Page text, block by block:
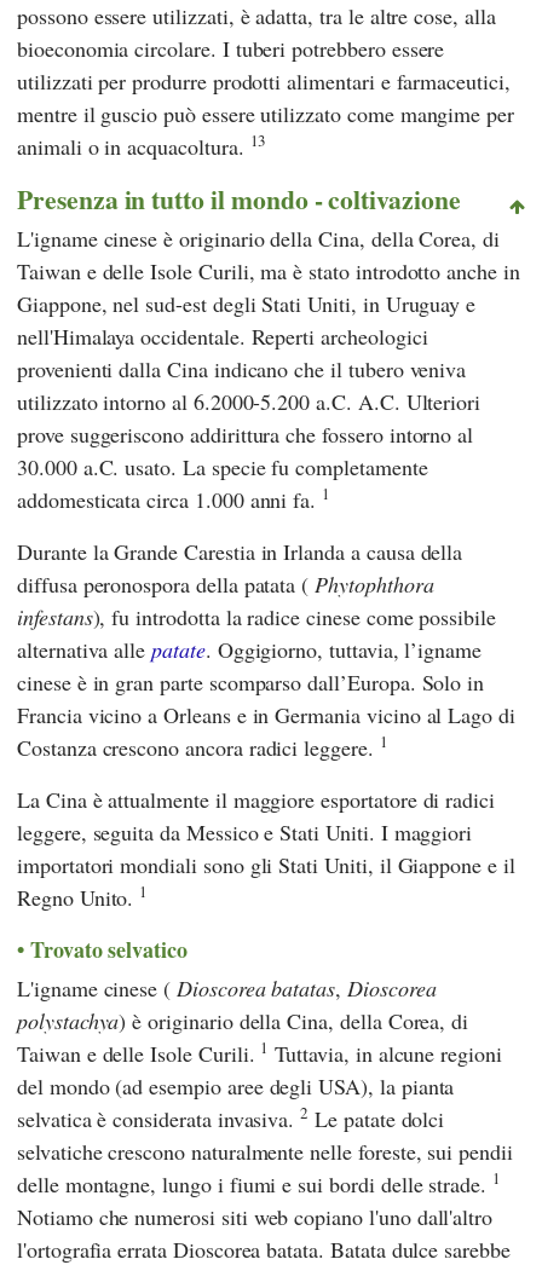
possono essere utilizzati, è adatta, tra le altre cose, alla
bioeconomia circolare. I tuberi potrebbero essere
utilizzati per produrre prodotti alimentari e farmaceutici,
mentre il guscio può essere utilizzato come mangime per
animali o in acquacoltura. 13
Presenza in tutto il mondo - coltivazione
L'igname cinese è originario della Cina, della Corea, di
Taiwan e delle Isole Curili, ma è stato introdotto anche in
Giappone, nel sud-est degli Stati Uniti, in Uruguay e
nell'Himalaya occidentale. Reperti archeologici
provenienti dalla Cina indicano che il tubero veniva
utilizzato intorno al 6.2000-5.200 a.C. A.C. Ulteriori
prove suggeriscono addirittura che fossero intorno al
30.000 a.C. usato. La specie fu completamente
addomesticata circa 1.000 anni fa. 1
Durante la Grande Carestia in Irlanda a causa della
diffusa peronospora della patata ( Phytophthora
infestans), fu introdotta la radice cinese come possibile
alternativa allepatate. Oggigiorno, tuttavia, l’igname
cinese è in gran parte scomparso dall’Europa. Solo in
Francia vicino a Orleans e in Germania vicino al Lago di
Costanza crescono ancora radici leggere. 1
La Cina è attualmente il maggiore esportatore di radici
leggere, seguita da Messico e Stati Uniti. I maggiori
importatori mondiali sono gli Stati Uniti, il Giappone e il
Regno Unito. 1
Trovato selvatico
L'igname cinese (Dioscorea batatas,Dioscorea
polystachya) è originario della Cina, della Corea, di
Taiwan e delle Isole Curili. 1 Tuttavia, in alcune regioni
del mondo (ad esempio aree degli USA), la pianta
selvatica è considerata invasiva.2 Le patate dolci
selvatiche crescono naturalmente nelle foreste, sui pendii
delle montagne, lungo i fiumi e sui bordi delle strade. 1
Notiamo che numerosi siti web copiano l'uno dall'altro
l'ortografia errata Dioscorea batata. Batata dulce sarebbe